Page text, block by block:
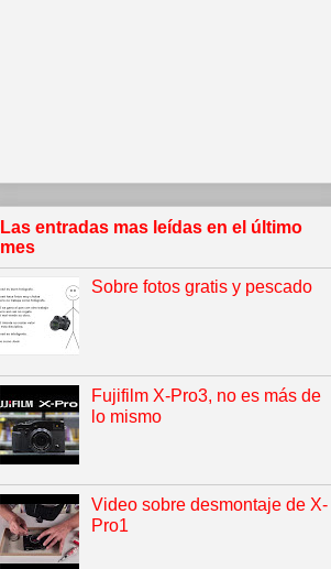
Las entradas mas leídas en el último
mes
Sobre fotos gratis y pescado
Fujifilm X-Pro3, no es más de
lo mismo
Video sobre desmontaje de X-
Pro1